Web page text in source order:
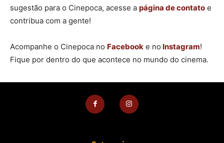
sugestão para o Cinepoca, acesse a página de contato e
contribua com a gente!
Acompanhe o Cinepoca no Facebook e no Instagram!
Fique por dentro do que acontece no mundo do cinema.